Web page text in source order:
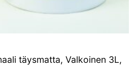
täysmatta, Valkoinen 3L,